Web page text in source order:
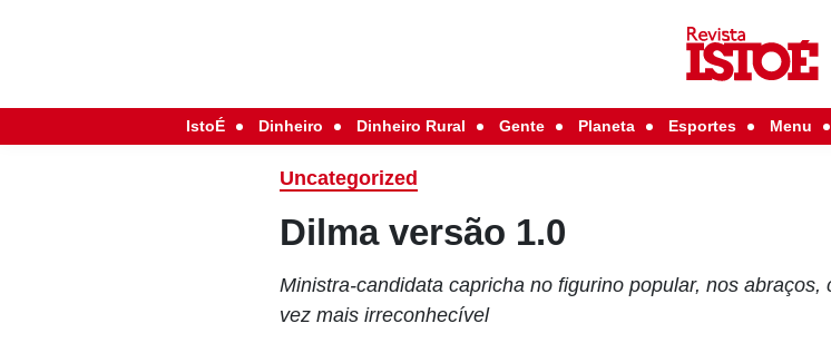
IstoÉ Dinheiro Dinheiro Rural Gente Planeta Esportes Menu
Uncategorized
Dilma versão 1.0
Ministra-candidata capricha no figurino popular, nos
vez mais irreconhecível